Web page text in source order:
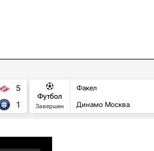
5
1
Футбол
Завершен
Факел
Динамо Москва